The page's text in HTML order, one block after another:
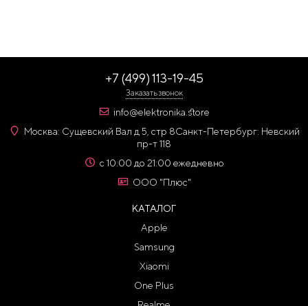
+7 (499) 113-19-45
Заказать звонок
info@elektronika.store
Москва: Сущевский Вал д 5, стр 8Санкт-Петербург: Невский
пр-т 118
с 10:00 до 21:00 ежедневно
ООО "Плюс"
КАТАЛОГ
Apple
Samsung
Xiaomi
One Plus